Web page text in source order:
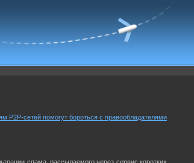
P2P-сетей помогут бороться с правообладателями